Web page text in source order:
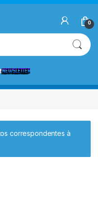
0
correspondentes à